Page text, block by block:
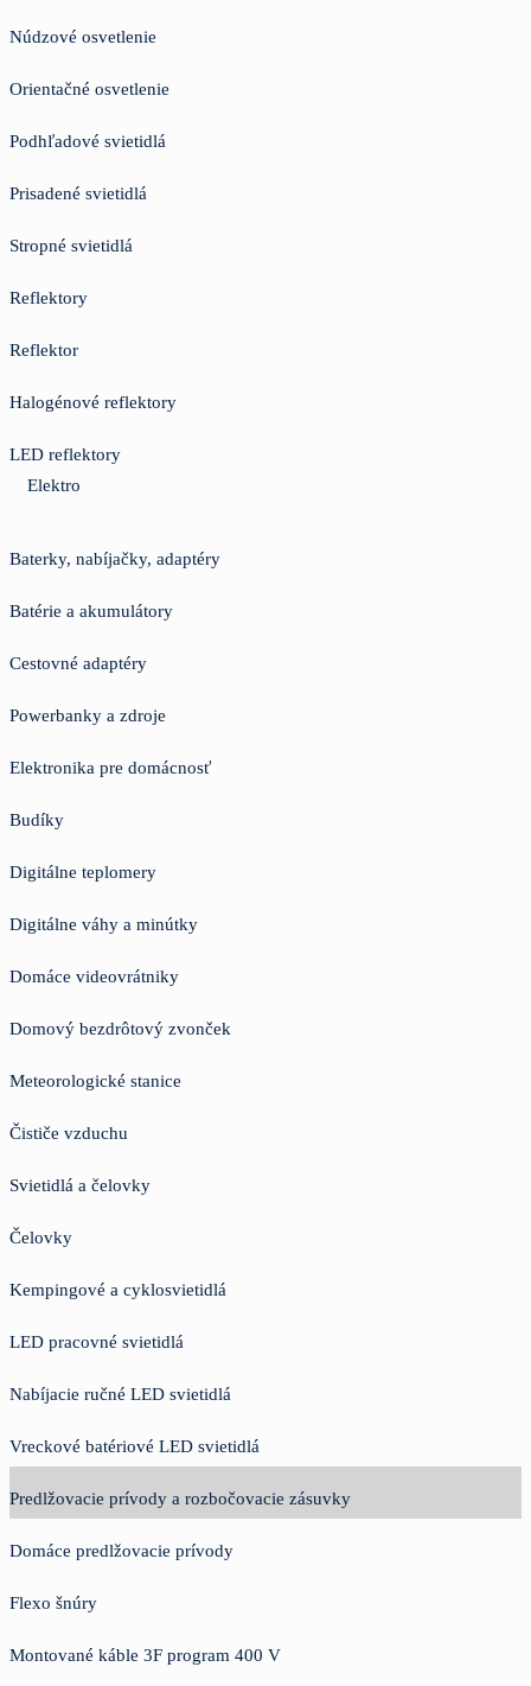
Núdzové osvetlenie
Orientačné osvetlenie
Podhľadové svietidlá
Prisadené svietidlá
Stropné svietidlá
Reflektory
Reflektor
Halogénové reflektory
LED reflektory
Elektro
Baterky, nabíjačky, adaptéry
Batérie a akumulátory
Cestovné adaptéry
Powerbanky a zdroje
Elektronika pre domácnosť
Budíky
Digitálne teplomery
Digitálne váhy a minútky
Domáce videovrátniky
Domový bezdrôtový zvonček
Meteorologické stanice
Čističe vzduchu
Svietidlá a čelovky
Čelovky
Kempingové a cyklosvietidlá
LED pracovné svietidlá
Nabíjacie ručné LED svietidlá
Vreckové batériové LED svietidlá
Predlžovacie prívody a rozbočovacie zásuvky
Domáce predlžovacie prívody
Flexo šnúry
Montované káble 3F program 400 V